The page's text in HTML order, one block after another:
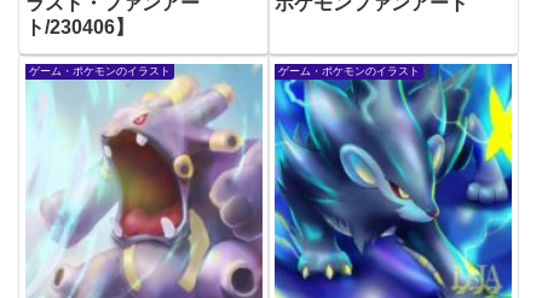
ト/230406】
ゲーム・ポケモンのイラスト ゲーム・ポケモンのイラスト